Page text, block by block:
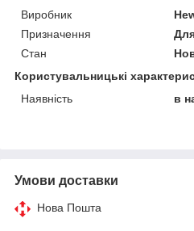
Виробник
Призначення
Стан
Користувальницькі
Наявність
в
Умови доставки
Нова Пошта